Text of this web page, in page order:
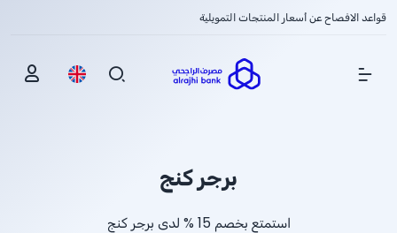
قواعد الافصاح عن أسعار المنتجات التمويلية
Show Menu
برجر كنج
استمتع بخصم % 15 لدى برجر كنج